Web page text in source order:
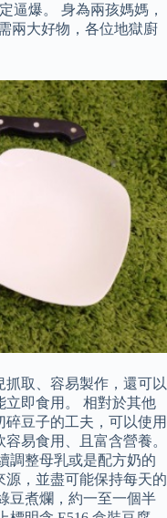
逼爆。 身為兩孩媽媽，
兩大好物，各位地獄廚
取、容易製作，還可以
立即食用。 相對於其他
豆子的工夫，可以使用
易食用、且富含營養。
調整母乳或是配方奶的
，並盡可能保持每天的
豆煮爛，約一至一個半